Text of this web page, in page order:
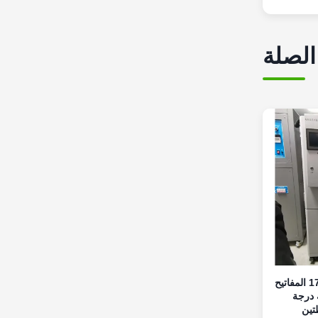
IEC 61058-1 الفقرة 17 المفاتيح
درجة